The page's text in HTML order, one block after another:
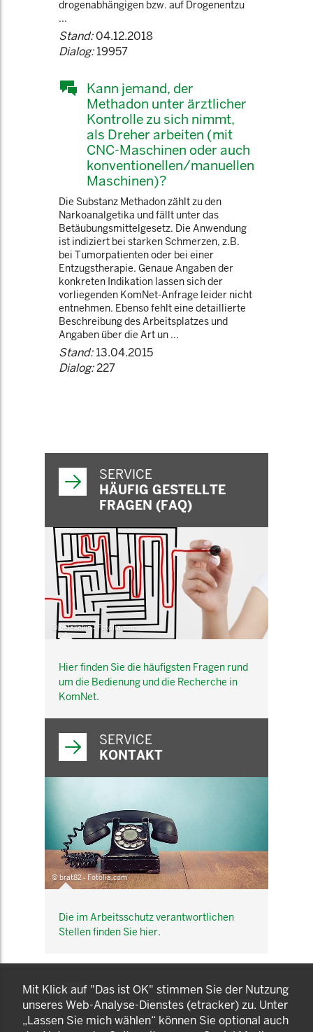
drogenabhängigen bzw. auf Drogenentzu
...
Stand:04.12.2018
Dialog:19957
Kann jemand, der
Methadon unter ärztlicher
Kontrolle zu sich nimmt,
als Dreher arbeiten (mit
CNC-Maschinen oder auch
konventionellen/manuellen
Maschinen)?
Die Substanz Methadon zählt zu den
Narkoanalgetika und fällt unter das
Betäubungsmittelgesetz. Die Anwendung
ist indiziert bei starken Schmerzen, z.B.
bei Tumorpatienten oder bei einer
Entzugstherapie. Genaue Angaben der
konkreten Indikation lassen sich der
vorliegenden KomNet-Anfrage leider nicht
entnehmen. Ebenso fehlt eine detaillierte
Beschreibung des Arbeitsplatzes und
Angaben über die Art un ...
Stand:13.04.2015
Dialog:227
SERVICE
HÄUFIG GESTELLTE
FRAGEN (FAQ)
© belekekin - Fotolia.com
Hier finden Sie die häufigsten Fragen rund
um die Bedienung und die Recherche in
KomNet.
SERVICE
KONTAKT
© brat82 - Fotolia.com
Die im Arbeitsschutz verantwortlichen
Stellen finden Sie hier.
KOMNET
GUT BERATEN. GESUND
ARBEITEN.
Mit Klick auf "Das ist OK" stimmen Sie der Nutzung
unseres Web-Analyse-Dienstes (etracker) zu. Unter
„Lassen Sie mich wählen“ können Sie optional auch